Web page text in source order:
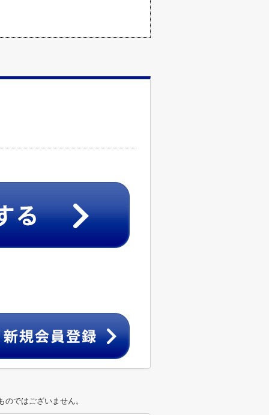
ではございません。